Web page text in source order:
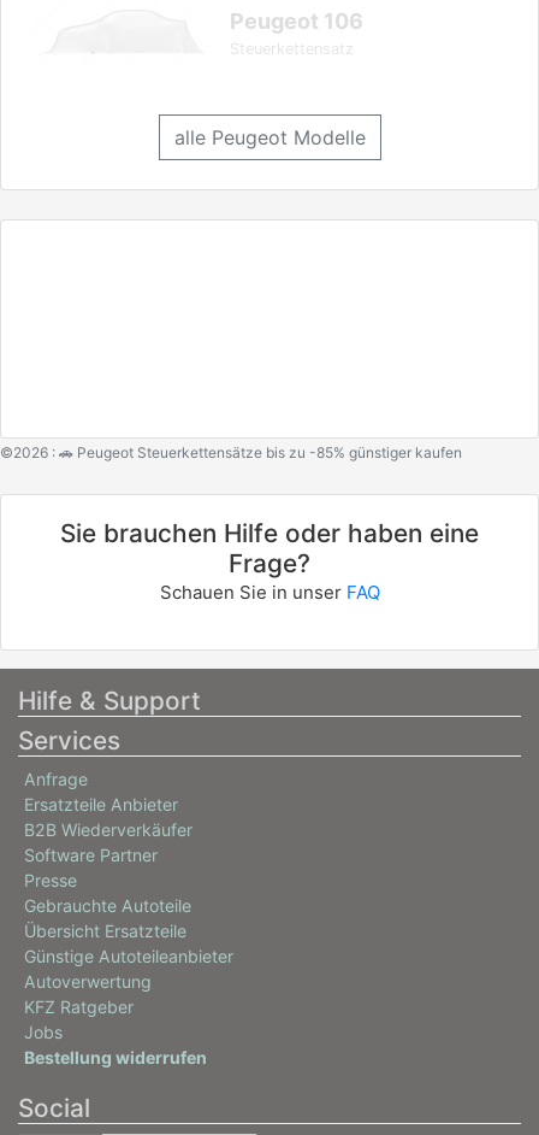
Peugeot 106
Steuerkettensatz
alle Peugeot Modelle
©2026 : 🚗 Peugeot Steuerkettensätze bis zu -85% günstiger kaufen
Sie brauchen Hilfe oder haben eine
Frage?
Schauen Sie in unser FAQ
Hilfe & Support
Services
Anfrage
Ersatzteile Anbieter
B2B Wiederverkäufer
Software Partner
Presse
Gebrauchte Autoteile
Übersicht Ersatzteile
Günstige Autoteileanbieter
Autoverwertung
KFZ Ratgeber
Jobs
Bestellung widerrufen
Social